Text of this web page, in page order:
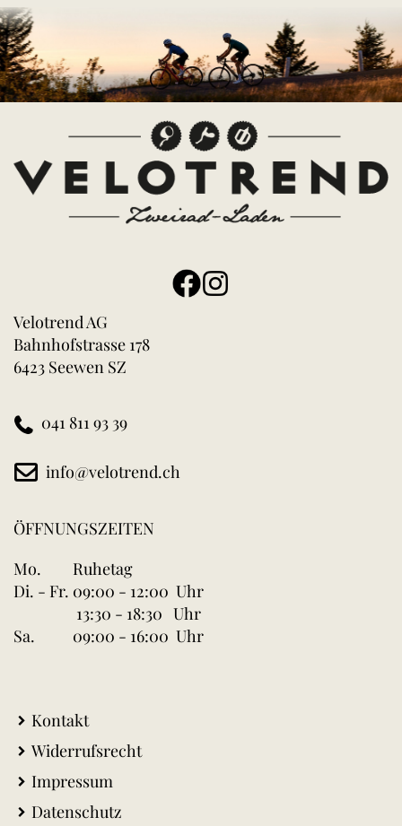
Velotrend AG
Bahnhofstrasse 178
6423 Seewen SZ
041 811 93 39
info@velotrend.ch
ÖFFNUNGSZEITEN
Mo.
Ruhetag
Di. - Fr. 09:00 - 12:00 Uhr
13:30 - 18:30 Uhr
Sa.
09:00 - 16:00 Uhr
Kontakt
Widerrufsrecht
Impressum
Datenschutz